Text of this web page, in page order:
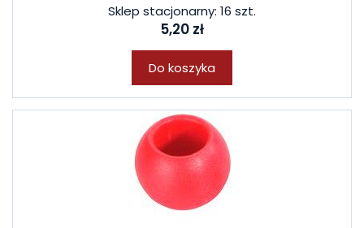
Sklep stacjonarny: 16 szt.
5,20 zł
Do koszyka